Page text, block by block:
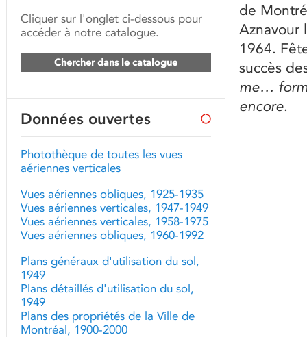
de
Aznavour
1964.
succès
me…
encore.
Cliquer sur l'onglet ci-dessous pour
accéder à notre catalogue.
Chercher dans le catalogue
Données ouvertes
Photothèque de toutes les vues
aériennes verticales
Vues aériennes obliques, 1925-1935
Vues aériennes verticales, 1947-1949
Vues aériennes verticales, 1958-1975
Vues aériennes obliques, 1960-1992
Plans généraux d'utilisation du sol,
1949
Plans détaillés d'utilisation du sol,
1949
Plans des propriétés de la Ville de
Montréal, 1900-2000